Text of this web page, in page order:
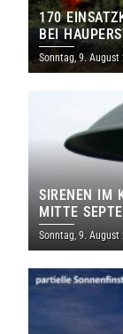
170
EI
Sonntag, 9. August
SIRENEN IM
MITTE
Sonntag, 9. August